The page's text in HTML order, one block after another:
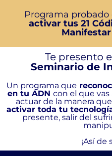
Programa probado
activar tus 21
Te presento
Seminario de
Un programa que
en tu ADN con el que vas
actuar de la manera
activar toda tu
presente, salir del
¡Así de